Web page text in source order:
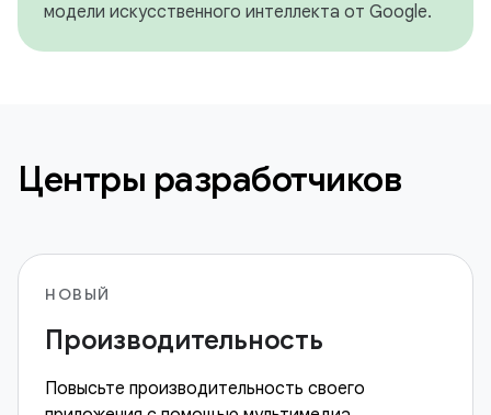
модели искусственного интеллекта от Google.
Центры разработчиков
НОВЫЙ
Производительность
Повысьте производительность своего